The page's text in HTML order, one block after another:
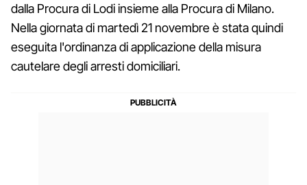
dalla Procura di Lodi insieme alla Procura di Milano.
Nella giornata di martedì 21 novembre è stata quindi
eseguita l'ordinanza di applicazione della misura
cautelare degli arresti domiciliari.